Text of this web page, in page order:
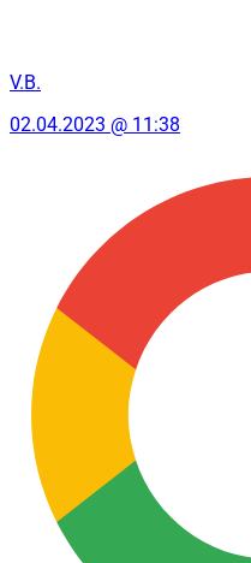
V.B.
02.04.2023 @ 11:38